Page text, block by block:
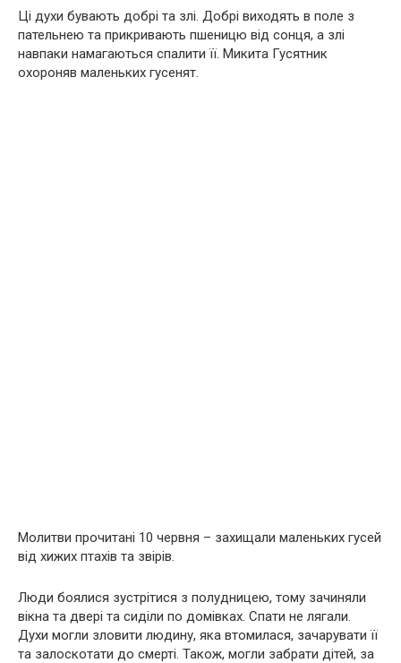
Ці духи бувають добрі та злі. Добрі виходять в поле з
пательнею та прикривають пшеницю від сонця, а злі
навпаки намагаються спалити її. Микита Гусятник
охороняв маленьких гусенят.
Молитви прочитані 10 червня – захищали маленьких гусей
від хижих птахів та звірів.
Люди боялися зустрітися з полудницею, тому зачиняли
вікна та двері та сиділи по домівках. Спати не лягали.
Духи могли зловити людину, яка втомилася, зачарувати її
та залоскотати до смерті. Також, могли забрати дітей, за